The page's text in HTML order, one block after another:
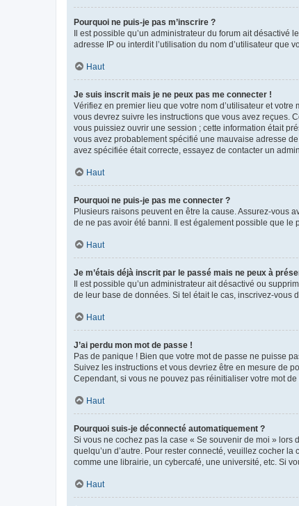
Pourquoi ne puis-je pas m’inscrire ?
Il est possible qu’un administrateur du forum ait désactivé
adresse IP ou interdit l’utilisation du nom d’utilisateur que
Haut
Je suis inscrit mais je ne peux pas me connecter !
Vérifiez en premier lieu que votre nom d’utilisateur et
vous devrez suivre les instructions que vous avez reçues.
vous puissiez ouvrir une session ; cette information était
vous avez probablement spécifié une mauvaise adresse
avez spécifiée était correcte, essayez de contacter un
Haut
Pourquoi ne puis-je pas me connecter ?
Plusieurs raisons peuvent en être la cause. Assurez-vous
de ne pas avoir été banni. Il est également possible que le
Haut
Je m’étais déjà inscrit par le passé mais ne peux à
Il est possible qu’un administrateur ait désactivé ou
de leur base de données. Si tel était le cas, inscrivez-vous
Haut
J’ai perdu mon mot de passe !
Pas de panique ! Bien que votre mot de passe ne puisse
Suivez les instructions et vous devriez être en mesure de
Cependant, si vous ne pouvez pas réinitialiser votre mot
Haut
Pourquoi suis-je déconnecté automatiquement ?
Si vous ne cochez pas la case « Se souvenir de moi »
quelqu’un d’autre. Pour rester connecté, veuillez cocher
comme une librairie, un cybercafé, une université, etc. Si
Haut